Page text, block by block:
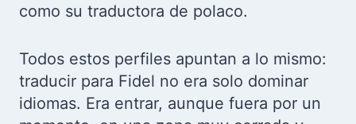
como su traductora de polaco.
Todos estos perfiles apuntan a lo mismo:
traducir para Fidel no era solo dominar
idiomas. Era entrar, aunque fuera por un